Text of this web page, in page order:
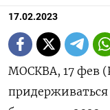
17.02.2023
МОСКВА, 17 фев